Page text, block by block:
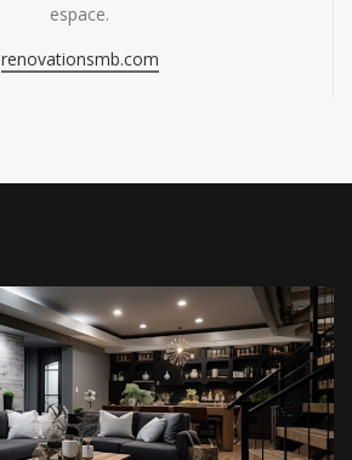
espace.
renovationsmb.com